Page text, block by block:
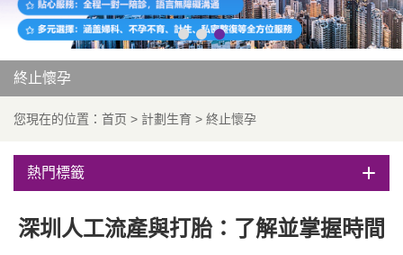
終止懷孕
您現在的位置： 首页 > 計劃生育 > 終止懷孕
熱門標籤
深圳人工流產與打胎：了解並掌握時間